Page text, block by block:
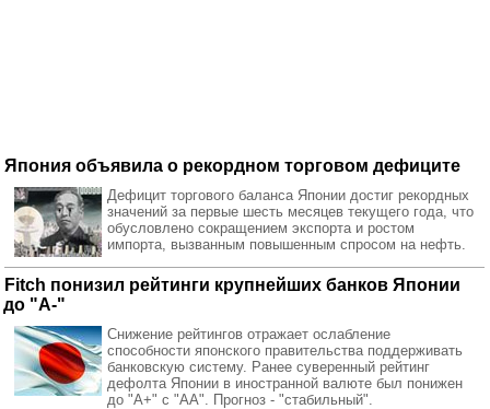
Япония объявила о рекордном торговом дефиците
Дефицит торгового баланса Японии достиг рекордных
значений за первые шесть месяцев текущего года, что
обусловлено сокращением экспорта и ростом
импорта, вызванным повышенным спросом на нефть.
Fitch понизил рейтинги крупнейших банков Японии
до "A-"
Снижение рейтингов отражает ослабление
способности японского правительства поддерживать
банковскую систему. Ранее суверенный рейтинг
дефолта Японии в иностранной валюте был понижен
до "А+" с "АА". Прогноз - "стабильный".